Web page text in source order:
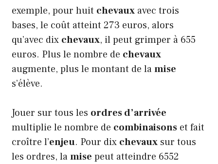
exemple, pour huit chevaux avec trois
bases, le coût atteint 273 euros, alors
qu’avec dix chevaux, il peut grimper à 655
euros. Plus le nombre de chevaux
augmente, plus le montant de lamise
s’élève.
Jouer sur tous les ordres d’arrivée
multiplie le nombre de combinaisons et fait
croître l’enjeu. Pour dix chevaux sur tous
les ordres, lamise peut atteindre 6552